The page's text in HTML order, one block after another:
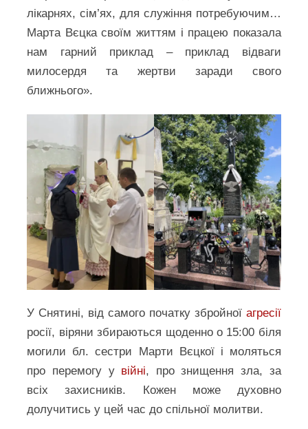
лікарнях, сім’ях, для служіння потребуючим…
Марта Вєцка своїм життям і працею показала
нам гарний приклад – приклад відваги
милосердя та жертви заради свого
ближнього».
У Снятині, від самого початку збройної агресії
росії, віряни збираються щоденно о 15:00 біля
могили бл. сестри Марти Вєцкої і моляться
про перемогу у війні, про знищення зла, за
всіх захисників. Кожен може духовно
долучитись у цей час до спільної молитви.